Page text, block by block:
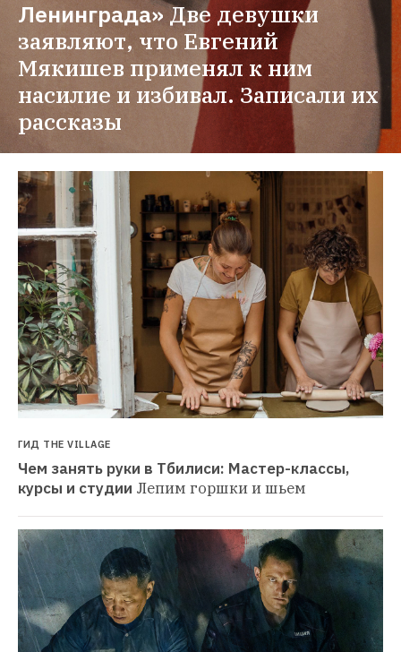
Ленинграда»Две девушки
заявляют, что Евгений
Мякишев применял к ним
насилие и избивал. Записали их
рассказы
ГИД THE VILLAGE
Чем занять руки в Тбилиси: Мастер-классы,
курсы и студии Лепим горшки и шьем